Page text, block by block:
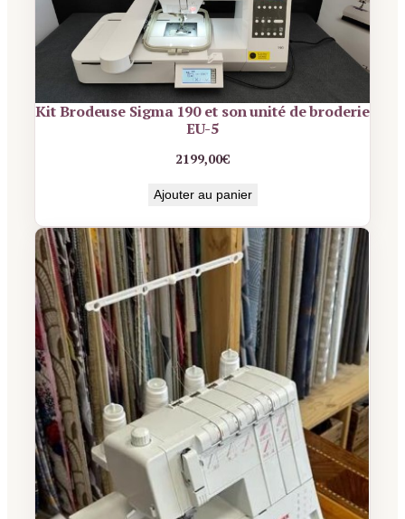
Kit Brodeuse Sigma 190 et son unité de broderie
EU-5
2199,00€
Ajouter au panier